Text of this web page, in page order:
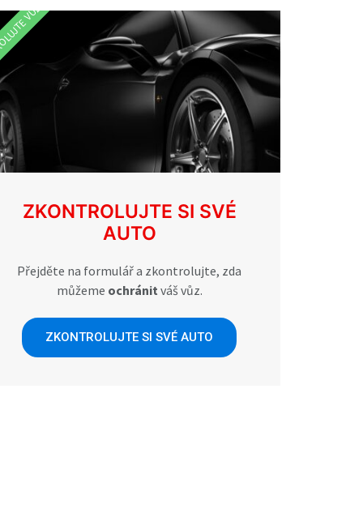
ZKONTROLUJTE SI SVÉ
AUTO
Přejděte na formulář a zkontrolujte, zda
můžeme ochránit váš vůz.
ZKONTROLUJTE SI SVÉ AUTO
VŮZ